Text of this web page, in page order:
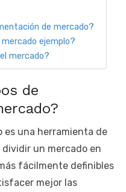
de mercado?
ejemplo?
mercado?
de
es una herramienta de
un mercado en
fácilmente definibles
mejor las